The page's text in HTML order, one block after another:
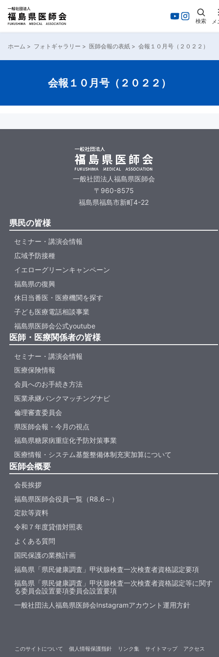
検索 メ
ホーム > フォトギャラリー > 医師会報の表紙 > 会報１０月号（２０２２）
会報１０月号（２０２２）
一般社団法人福島県医師会
〒960-8575
福島県福島市新町4-22
県民の皆様
セミナー・講演会情報
広域予防接種
イエローグリーンキャンペーン
福島県の復興
休日当番医・医療機関を探す
子ども医療電話相談事業
福島県医師会公式youtube
医師・医療関係者の皆様
セミナー・講演会情報
医療保険情報
会員へのお手続き方法
医業承継バンクマッチングナビ
倫理審査委員会
県医師会報・今月の視点
福島県糖尿病重症化予防対策事業
医療情報・システム基盤整備体制充実加算について
医師会概要
会長挨拶
福島県医師会役員一覧（R8.6～）
定款等資料
令和７年度貸借対照表
よくある質問
国民保護の業務計画
福島県「県民健康調査」甲状腺検査一次検査者資格認定要項
福島県「県民健康調査」甲状腺検査一次検査者資格認定等に関す
る委員会設置要項委員会設置要項
一般社団法人福島県医師会Instagramアカウント運用方針
このサイトについて 個人情報保護指針 リンク集 サイトマップ アクセス